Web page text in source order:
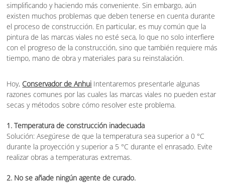
simplificando y haciendo más conveniente. Sin embargo, aún
existen muchos problemas que deben tenerse en cuenta durante
el proceso de construcción. En particular, es muy común que la
pintura de las marcas viales no esté seca, lo que no solo interfiere
con el progreso de la construcción, sino que también requiere más
tiempo, mano de obra y materiales para su reinstalación.
Hoy, Conservador de Anhui Intentaremos presentarle algunas
razones comunes por las cuales las marcas viales no pueden estar
secas y métodos sobre cómo resolver este problema.
1. Temperatura de construcción inadecuada
Solución: Asegúrese de que la temperatura sea superior a 0 °C
durante la proyección y superior a 5 °C durante el enrasado. Evite
realizar obras a temperaturas extremas.
2. No se añade ningún agente de curado.